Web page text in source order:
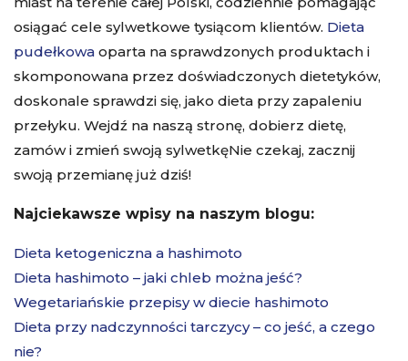
osiągać cele sylwetkowe tysiącom klientów. Dieta
pudełkowa oparta na sprawdzonych produktach i
skomponowana przez doświadczonych dietetyków,
doskonale sprawdzi się, jako dieta przy zapaleniu
przełyku. Wejdź na naszą stronę, dobierz dietę,
zamów i zmień swoją sylwetkęNie czekaj, zacznij
swoją przemianę już dziś!
Najciekawsze wpisy na naszym blogu:
Dieta ketogeniczna a hashimoto
Dieta hashimoto – jaki chleb można jeść?
Wegetariańskie przepisy w diecie hashimoto
Dieta przy nadczynności tarczycy – co jeść, a czego
nie?